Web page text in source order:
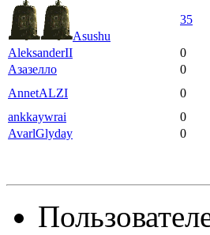
Asushu
35
AleksanderII
0
Азазелло
0
AnnetALZI
0
ankkaywrai
0
AvarlGlyday
0